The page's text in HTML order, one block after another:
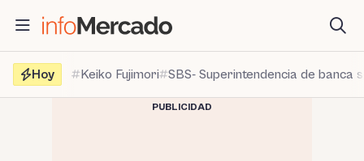
contenido
Hoy
Keiko Fujimori SBS- Superintendencia de banca
PUBLICIDAD